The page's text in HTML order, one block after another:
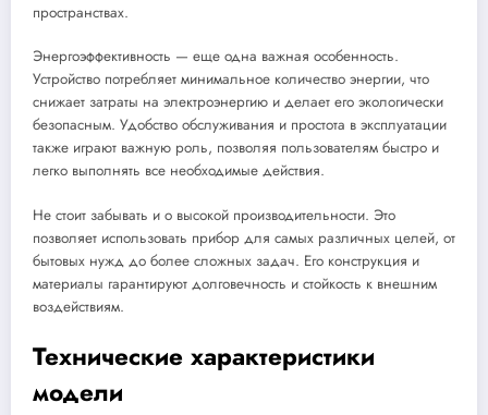
пространствах.
Энергоэффективность — еще одна важная особенность.
Устройство потребляет минимальное количество энергии, что
снижает затраты на электроэнергию и делает его экологически
безопасным. Удобство обслуживания и простота в эксплуатации
также играют важную роль, позволяя пользователям быстро и
легко выполнять все необходимые действия.
Не стоит забывать и о высокой производительности. Это
позволяет использовать прибор для самых различных целей, от
бытовых нужд до более сложных задач. Его конструкция и
материалы гарантируют долговечность и стойкость к внешним
воздействиям.
Технические характеристики
модели